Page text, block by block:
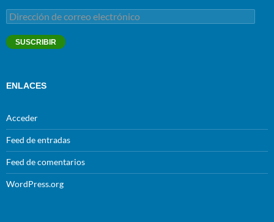
Dirección
de
correo
electrónico
SUSCRIBIR
ENLACES
Acceder
Feed de entradas
Feed de comentarios
WordPress.org